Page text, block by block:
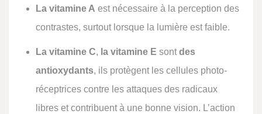
La vitamine A est nécessaire à la perception des
contrastes, surtout lorsque la lumière est faible.
La vitamine C, la vitamine E sont des
antioxydants, ils protègent les cellules photo-
réceptrices contre les attaques des radicaux
libres et contribuent à une bonne vision. L’action